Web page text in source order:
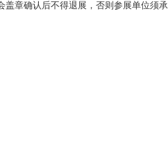
盖章确认后不得退展，否则参展单位须